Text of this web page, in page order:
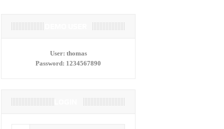
User: thomas
Password: 1234567890